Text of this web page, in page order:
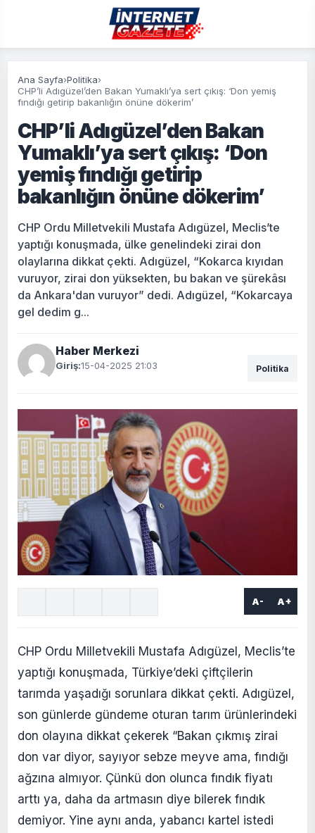
Ana Sayfa›Politika›
CHP’li Adıgüzel’den Bakan Yumaklı’ya sert çıkış: ‘Don yemiş
fındığı getirip bakanlığın önüne dökerim’
CHP’li Adıgüzel’den Bakan
Yumaklı’ya sert çıkış: ‘Don
yemiş fındığı getirip
bakanlığın önüne dökerim’
CHP Ordu Milletvekili Mustafa Adıgüzel, Meclis’te
yaptığı konuşmada, ülke genelindeki zirai don
olaylarına dikkat çekti. Adıgüzel, “Kokarca kıyıdan
vuruyor, zirai don yüksekten, bu bakan ve şürekâsı
da Ankara'dan vuruyor” dedi. Adıgüzel, “Kokarcaya
gel dedim g...
Haber Merkezi
Giriş:15-04-2025 21:03 Politika
A- A+
CHP Ordu Milletvekili Mustafa Adıgüzel, Meclis’te
yaptığı konuşmada, Türkiye’deki çiftçilerin
tarımda yaşadığı sorunlara dikkat çekti. Adıgüzel,
son günlerde gündeme oturan tarım ürünlerindeki
don olayına dikkat çekerek “Bakan çıkmış zirai
don var diyor, sayıyor sebze meyve ama, fındığı
ağzına almıyor. Çünkü don olunca fındık fiyatı
arttı ya, daha da artmasın diye bilerek fındık
demiyor. Yine aynı anda, yabancı kartel istedi